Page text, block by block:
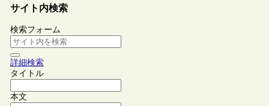
サイト内検索
検索フォーム
詳細検索
タイトル
本文